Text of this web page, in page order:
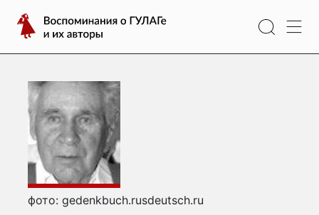
содержимому
Воспоминания
о
ГУЛАГе
их
авторы
фото: gedenkbuch.rusdeutsch.ru